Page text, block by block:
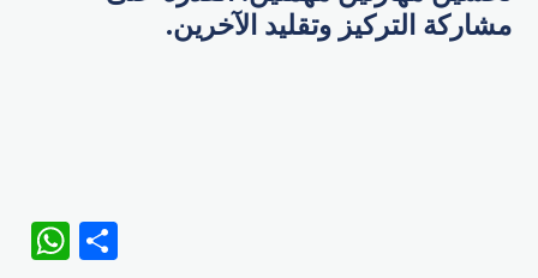
مشاركة التركيز وتقليد الآخرين.
WhatsApp